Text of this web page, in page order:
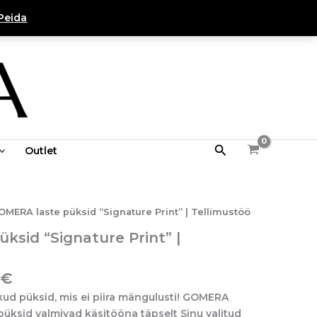
Outlet Search
laste püksid “Signature Print” | Tellimustöö
“Signature Print” |
€
Hinnavahemik:
70,00 €
kuni
püksid, mis ei piira mängulusti! GOMERA
valmivad käsitööna täpselt Sinu valitud